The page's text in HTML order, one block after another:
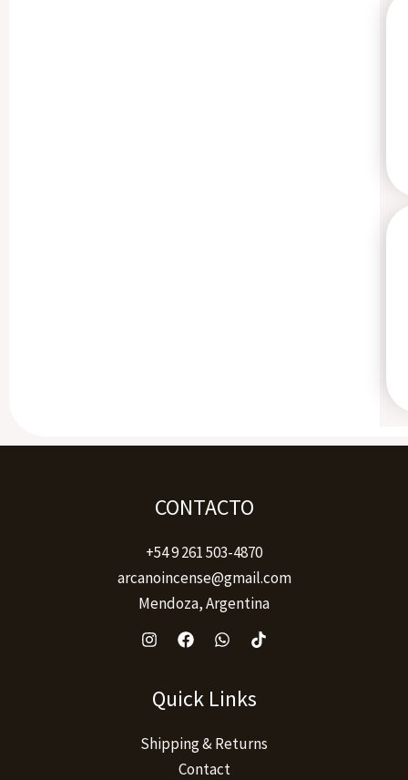
CONTACTO
+54 9 261 503-4870
arcanoincense@gmail.com
Mendoza, Argentina
Quick Links
Shipping & Returns
Contact